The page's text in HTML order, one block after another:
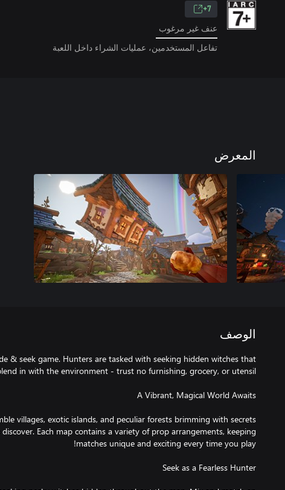
7+
عنف غير مرغوب
تفاعل المستخدمين، عمليات الشراء داخل اللعبة
المعرض
الوصف
& seek game. Hunters are tasked with seeking hidden witches that
villages, exotic islands, and peculiar forests brimming with secrets
Each map contains a variety of prop arrangements, keeping